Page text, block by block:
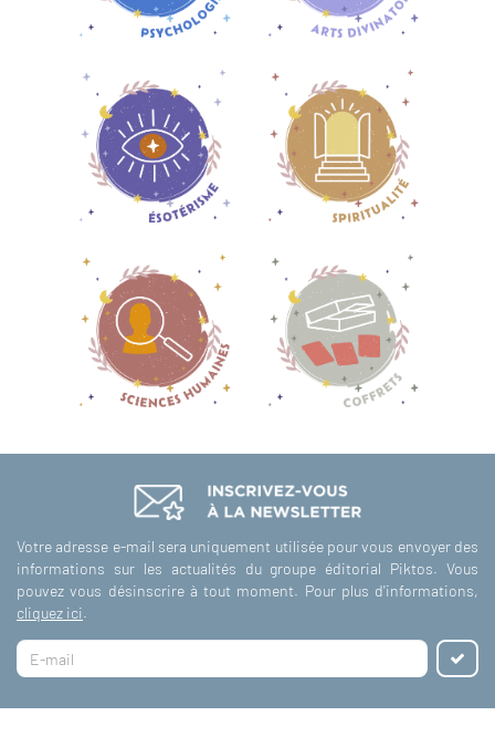
Votre adresse e-mail sera uniquement utilisée pour vous envoyer des
informations sur les actualités du groupe éditorial Piktos. Vous
pouvez vous désinscrire à tout moment. Pour plus d'informations,
cliquez ici.